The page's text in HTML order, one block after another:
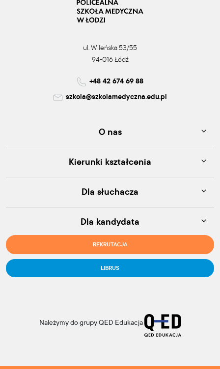
ul. Wileńska 53/55
94-016 Łódź
+48 42 674 69 88
szkola@szkolamedyczna.edu.pl
O nas
Kierunki kształcenia
Dla słuchacza
Dla kandydata
REKRUTACJA
LIBRUS
Należymy do grupy QED Edukacja